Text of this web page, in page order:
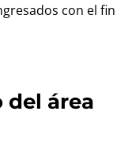
con el fin
del área